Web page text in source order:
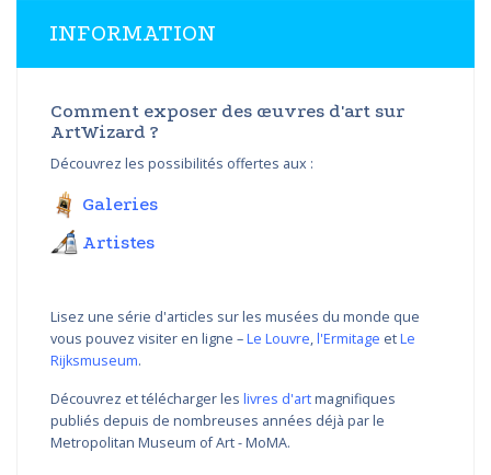
INFORMATION
Comment exposer des œuvres d'art sur
ArtWizard ?
Découvrez les possibilités offertes aux :
Galeries
Artistes
Lisez une série d'articles sur les musées du monde que
vous pouvez visiter en ligne –Le Louvre,l'Ermitage etLe
Rijksmuseum.
Découvrez et télécharger les livres d'artmagnifiques
publiés depuis de nombreuses années déjà par le
Metropolitan Museum of Art - MoMA.